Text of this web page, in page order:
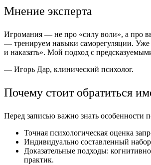
Мнение эксперта
Игромания — не про «силу воли», а про
— тренируем навыки саморегуляции. Уже
и наказать». Мой подход с
— Игорь Дар, клинический психолог.
Почему стоит обратиться
Перед записью важно знать особенности
Точная психологическая оценка
Индивидуально составленный
Доказательные подходы:
практик.